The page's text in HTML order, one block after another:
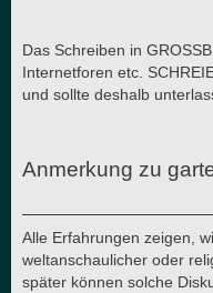
Das Schreiben in
Internetforen etc.
und sollte deshalb
Anmerkung zu
Alle Erfahrungen zeigen,
weltanschaulicher oder
später können solche